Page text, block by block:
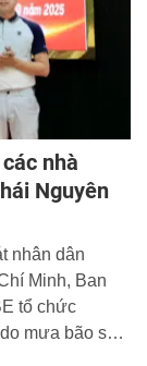
nhà
Nguyên
nhân dân
Minh, Ban
tổ chức
mưa bão số